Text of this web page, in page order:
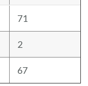
71
2
67